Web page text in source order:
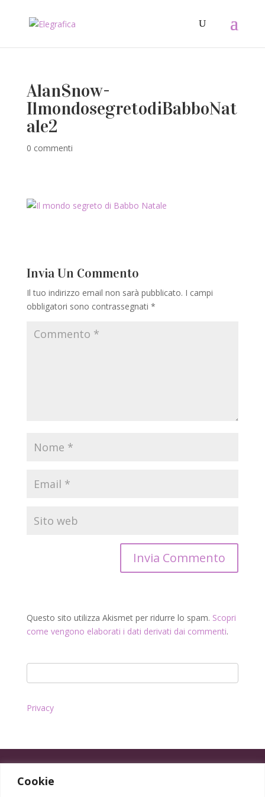
Cookie
AlanSnow-
IlmondosegretodiBabboNat
ale2
0 commenti
Invia Un Commento
Il tuo indirizzo email non sarà pubblicato. I campi
obbligatori sono contrassegnati *
Questo sito utilizza Akismet per ridurre lo spam. Scopri
come vengono elaborati i dati derivati dai commenti.
Privacy